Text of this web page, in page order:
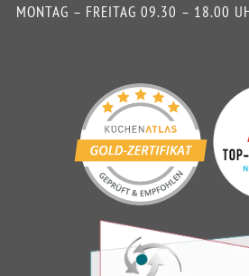
MONTAG – FREITAG 09.30 – 18.00